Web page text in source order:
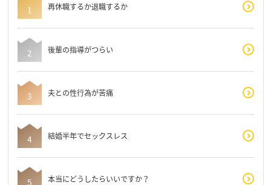
再休職するか退職するか
後輩の指導がつらい
夫との性行為が苦痛
結婚半年でセックスレス
本当にどうしたらいいですか？